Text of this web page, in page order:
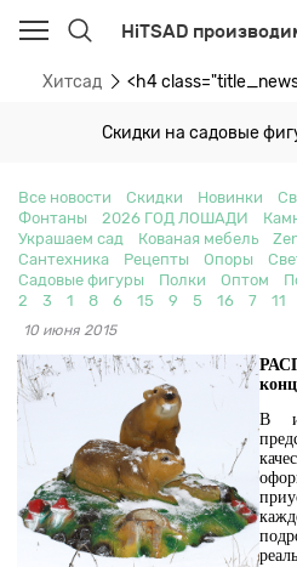
HiTSAD
Хитсад <h4
Скидки на садовые
Все новости Скидки Новинки
Фонтаны
2026 ГОД ЛОШАДИ
Украшаем сад
Кованая мебель
Сантехника
Рецепты Опоры
Садовые фигуры
Полки Оптом
2
3 1 8 6 15 9 5 16 7 11
10 июня 2015
В